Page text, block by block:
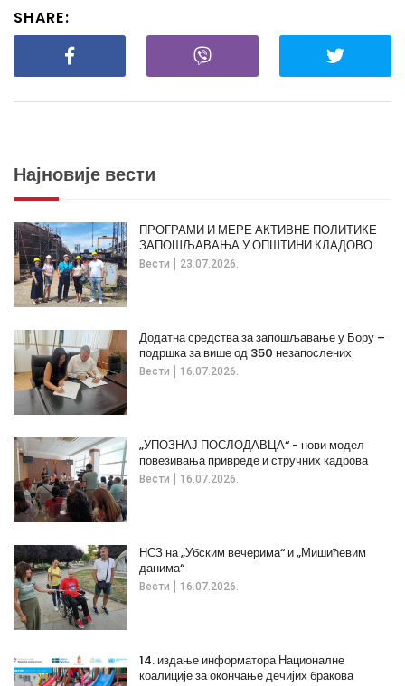
SHARE:
Најновије вести
Вести 23.07.2026.
ПРОГРАМИ И МЕРЕ АКТИВНЕ ПОЛИТИКЕ
ЗАПОШЉАВАЊА У ОПШТИНИ КЛАДОВО
Вести 16.07.2026.
Додатна средства за запошљавање у Бору –
подршка за више од 350 незапослених
Вести 16.07.2026.
„УПОЗНАЈ ПОСЛОДАВЦА“ - нови модел
повезивања привреде и стручних кадрова
Вести 16.07.2026.
НСЗ на „Убским вечерима“ и „Мишићевим
данима“
14. издање информатора Националне
коалиције за окончање дечијих бракова